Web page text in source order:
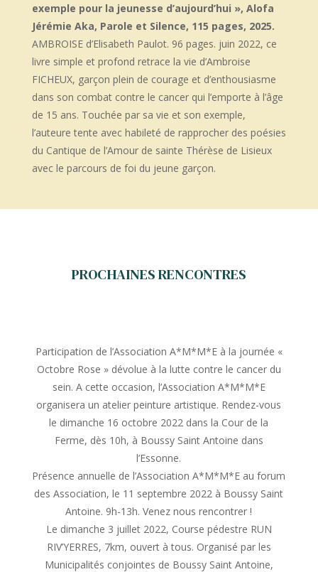
exemple pour la jeunesse d’aujourd’hui », Alofa
Jérémie Aka, Parole et Silence, 115 pages, 2025.
AMBROISE d’Elisabeth Paulot. 96 pages. juin 2022, ce
livre simple et profond retrace la vie d’Ambroise
FICHEUX, garçon plein de courage et d’enthousiasme
dans son combat contre le cancer qui l’emporte à l’âge
de 15 ans. Touchée par sa vie et son exemple,
l’auteure tente avec habileté de rapprocher des poésies
du Cantique de l’Amour de sainte Thérèse de Lisieux
avec le parcours de foi du jeune garçon.
PROCHAINES RENCONTRES
Participation de l’Association A*M*M*E à la journée «
Octobre Rose » dévolue à la lutte contre le cancer du
sein. A cette occasion, l’Association A*M*M*E
organisera un atelier peinture artistique. Rendez-vous
le dimanche 16 octobre 2022 dans la Cour de la
Ferme, dès 10h, à Boussy Saint Antoine dans
l’Essonne.
Présence annuelle de l’Association A*M*M*E au forum
des Association, le 11 septembre 2022 à Boussy Saint
Antoine. 9h-13h. Venez nous rencontrer !
Le dimanche 3 juillet 2022, Course pédestre RUN
RIV’YERRES, 7km, ouvert à tous. Organisé par les
Municipalités conjointes de Boussy Saint Antoine,